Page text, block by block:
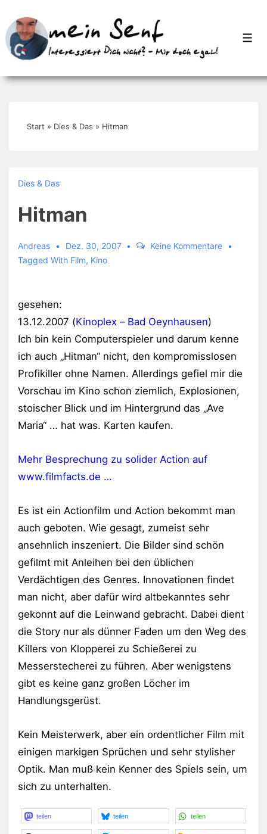
Zum
Inhalt
Start » Dies & Das » Hitman
Dies & Das
Hitman
Andreas Dez. 30, 2007
Keine Kommentare
Tagged With Film, Kino
gesehen:
13.12.2007 (Kinoplex – Bad Oeynhausen)
Ich bin kein Computerspieler und darum kenne
ich auch „Hitman“ nicht, den kompromisslosen
Profikiller ohne Namen. Allerdings gefiel mir die
Vorschau im Kino schon ziemlich, Explosionen,
stoischer Blick und im Hintergrund das „Ave
Maria“ … hat was. Karten kaufen.
Mehr Besprechung zu solider Action auf
www.filmfacts.de …
Es ist ein Actionfilm und Action bekommt man
auch geboten. Wie gesagt, zumeist sehr
ansehnlich inszeniert. Die Bilder sind schön
gefilmt mit Anleihen bei den üblichen
Verdächtigen des Genres. Innovationen findet
man nicht, aber dafür wird altbekanntes sehr
gekonnt auf die Leinwand gebracht. Dabei dient
die Story nur als dünner Faden um den Weg des
Killers von Klopperei zu Schießerei zu
Messerstecherei zu führen. Aber wenigstens
gibt es keine ganz großen Löcher im
Handlungsgerüst.
Kein Meisterwerk, aber ein ordentlicher Film mit
einigen markigen Sprüchen und sehr stylisher
Optik. Man muß kein Kenner des Spiels sein, um
sich zu unterhalten.
teilen teilen teilen